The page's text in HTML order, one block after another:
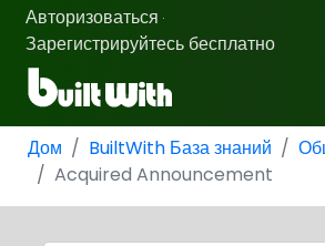
Авторизоваться ·
Зарегистрируйтесь бесплатно
Дом BuiltWith База знаний
Acquired Announcement